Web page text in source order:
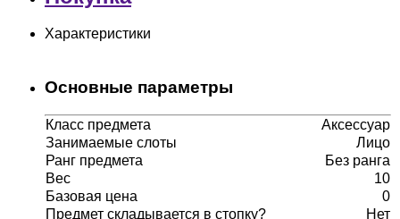
Характеристики
Основные параметры
Класс предмета
Аксессуар
Занимаемые слоты
Лицо
Ранг предмета
Без ранга
Вес
10
Базовая цена
0
Предмет складывается в стопку?
Нет